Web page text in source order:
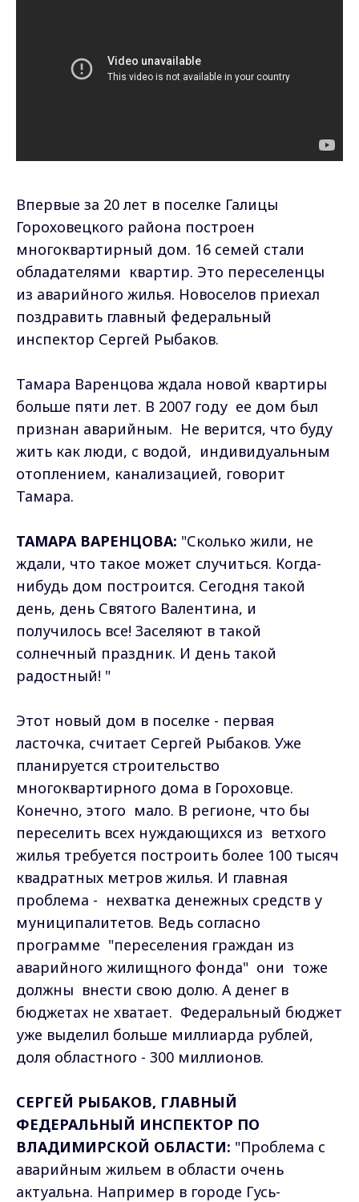
Впервые за 20 лет в поселке Галицы
Гороховецкого района построен
многоквартирный дом. 16 семей стали
обладателями квартир. Это переселенцы
из аварийного жилья. Новоселов приехал
поздравить главный федеральный
инспектор Сергей Рыбаков.
Тамара Варенцова ждала новой квартиры
больше пяти лет. В 2007 году ее дом был
признан аварийным. Не верится, что буду
жить как люди, с водой, индивидуальным
отоплением, канализацией, говорит
Тамара.
ТАМАРА ВАРЕНЦОВА: "Сколько жили, не
ждали, что такое может случиться. Когда-
нибудь дом построится. Сегодня такой
день, день Святого Валентина, и
получилось все! Заселяют в такой
солнечный праздник. И день такой
радостный! "
Этот новый дом в поселке - первая
ласточка, считает Сергей Рыбаков. Уже
планируется строительство
многоквартирного дома в Гороховце.
Конечно, этого мало. В регионе, что бы
переселить всех нуждающихся из ветхого
жилья требуется построить более 100 тысяч
квадратных метров жилья. И главная
проблема - нехватка денежных средств у
муниципалитетов. Ведь согласно
программе "переселения граждан из
аварийного жилищного фонда" они тоже
должны внести свою долю. А денег в
бюджетах не хватает. Федеральный бюджет
уже выделил больше миллиарда рублей,
доля областного - 300 миллионов.
СЕРГЕЙ РЫБАКОВ, ГЛАВНЫЙ
ФЕДЕРАЛЬНЫЙ ИНСПЕКТОР ПО
ВЛАДИМИРСКОЙ ОБЛАСТИ: "Проблема с
аварийным жильем в области очень
актуальна. Например в городе Гусь-